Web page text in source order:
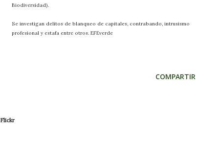
Biodiversidad).
Se investigan delitos de blanqueo de capitales, contrabando, intrusismo
profesional y estafa entre otros. EFEverde
COMPARTIR
Flickr